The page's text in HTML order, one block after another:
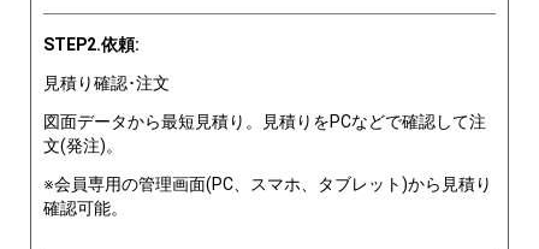
STEP2.依頼:
見積り確認･注文
図面データから最短見積り。見積りをPCなどで確認して注
文(発注)。
※会員専用の管理画面(PC、スマホ、タブレット)から見積り
確認可能。